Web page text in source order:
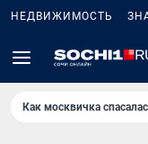
НЕДВИЖИМОСТЬ
Как москвичка